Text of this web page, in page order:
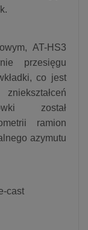
AT-HS3
przesięgu
co jest
został
ramion
azymutu
cast